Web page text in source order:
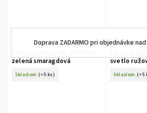
Doprava ZADARMO pri objednávke
zelená smaragdová
Skladom (>5 ks)
svetlo
Skladom (>5